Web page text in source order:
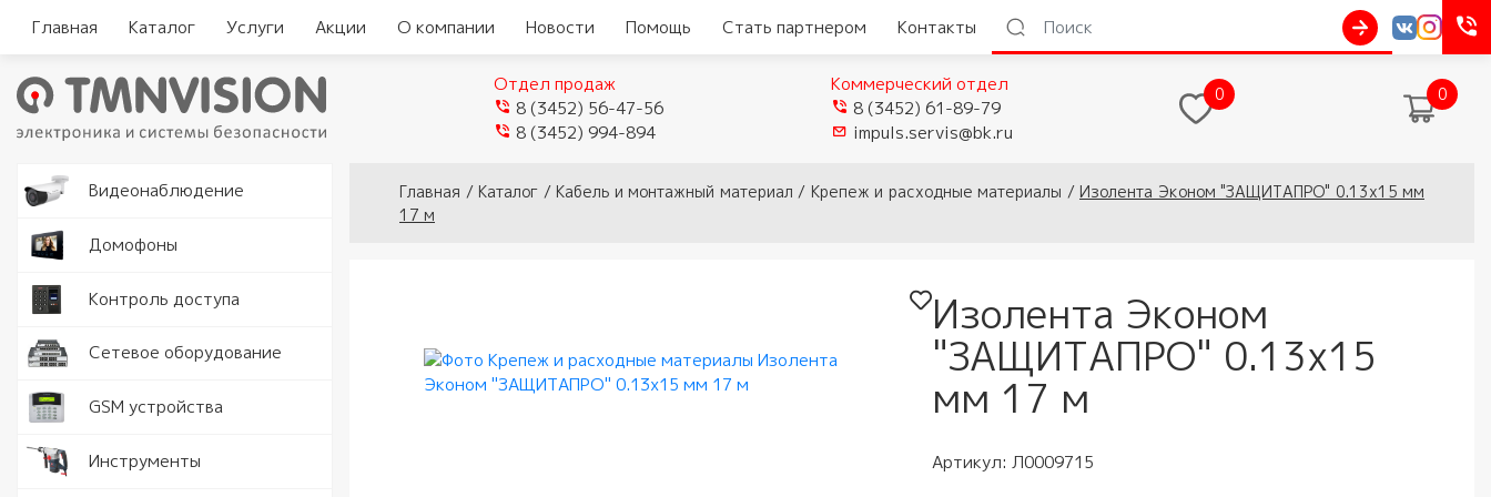
Главная Каталог Услуги Акции О компании Новости Помощь Стать партнером Контакты
Отдел продаж
8 (3452) 56-47-56
8 (3452) 994-894
Коммерческий отдел
8 (3452) 61-89-79
impuls.servis@bk.ru
0 0
Видеонаблюдение Видеокамеры Видеокамеры TVI/CVI/AHD
Видеорегистраторы IP
Программное обеспечение
Разъемы и аксессуары
Домофоны
Комплекты
видеодомофонов
Контроль доступа
Замки и защелки
Кнопки выхода
Сетевое оборудование Серверы
GSM устройства
Инструменты
Вы здесь
Главная / Каталог / Кабель и монтажный материал / Крепеж и расходные материалы / Изолента Эконом "ЗАЩИТАПРО" 0.13х15 мм
17 м
Изолента Эконом
"ЗАЩИТАПРО" 0.13х15
мм 17 м
Артикул: Л0009715